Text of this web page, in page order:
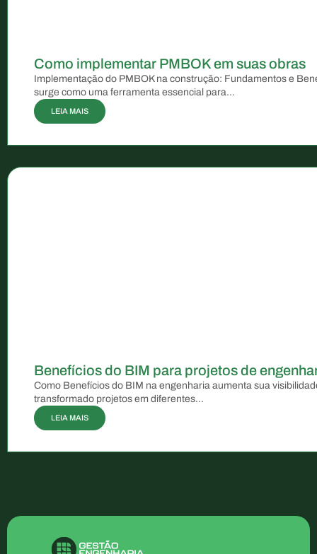
Como implementar PMBOK em suas obras
Implementação do PMBOK na construção: Fundamentos e
surge como uma ferramenta essencial para...
LEIA MAIS
Benefícios do BIM para projetos de
Como Benefícios do BIM na engenharia aumenta sua
transformado projetos em diferentes...
LEIA MAIS